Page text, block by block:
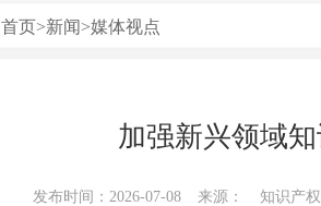
首页>新闻>媒体视点
加强新兴领域
发布时间：2026-07-08 来源： 知识产